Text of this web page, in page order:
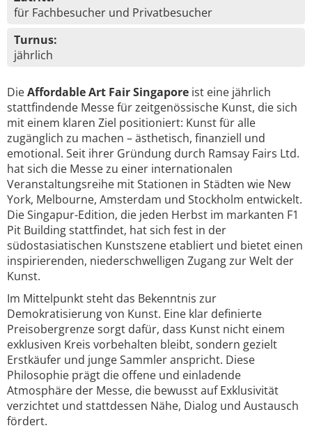
für Fachbesucher und Privatbesucher
Turnus:
jährlich
DieAffordable Art Fair Singapore ist eine jährlich
stattfindende Messe für zeitgenössische Kunst, die sich
mit einem klaren Ziel positioniert: Kunst für alle
zugänglich zu machen – ästhetisch, finanziell und
emotional. Seit ihrer Gründung durch Ramsay Fairs Ltd.
hat sich die Messe zu einer internationalen
Veranstaltungsreihe mit Stationen in Städten wie New
York, Melbourne, Amsterdam und Stockholm entwickelt.
Die Singapur-Edition, die jeden Herbst im markanten F1
Pit Building stattfindet, hat sich fest in der
südostasiatischen Kunstszene etabliert und bietet einen
inspirierenden, niederschwelligen Zugang zur Welt der
Kunst.
Im Mittelpunkt steht das Bekenntnis zur
Demokratisierung von Kunst. Eine klar definierte
Preisobergrenze sorgt dafür, dass Kunst nicht einem
exklusiven Kreis vorbehalten bleibt, sondern gezielt
Erstkäufer und junge Sammler anspricht. Diese
Philosophie prägt die offene und einladende
Atmosphäre der Messe, die bewusst auf Exklusivität
verzichtet und stattdessen Nähe, Dialog und Austausch
fördert.